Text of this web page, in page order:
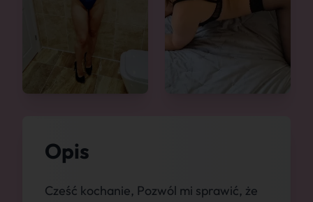
Opis
Cześć kochanie, Pozwól mi sprawić, że